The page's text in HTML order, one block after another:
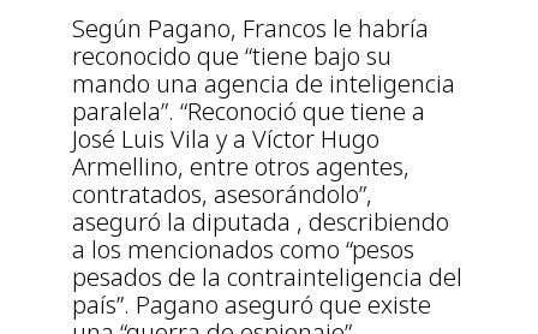
Según Pagano, Francos le habría
reconocido que “tiene bajo su
mando una agencia de inteligencia
paralela”. “Reconoció que tiene a
José Luis Vila y a Víctor Hugo
Armellino, entre otros agentes,
contratados, asesorándolo”,
aseguró la diputada , describiendo
a los mencionados como “pesos
pesados de la contrainteligencia del
país”. Pagano aseguró que existe